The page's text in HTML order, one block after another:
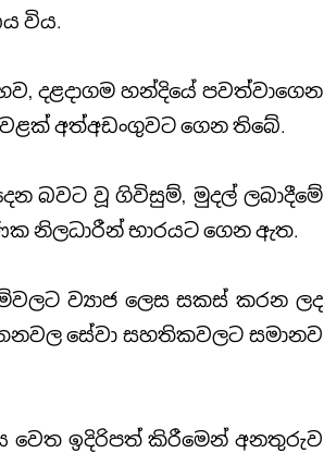
විය.
දළදාගම හන්දියේ පවත්වාගෙන
අත්අඩංගුවට ගෙන තිබේ.
බවට වූ ගිවිසුම්, මුදල් ලබාදීමේ
නිලධාරීන් භාරයට ගෙන ඇත.
ව්‍යාජ ලෙස සකස් කරන ලද
සේවා සහතිකවලට සමානව
වෙත ඉදිරිපත් කිරීමෙන් අනතුරුව